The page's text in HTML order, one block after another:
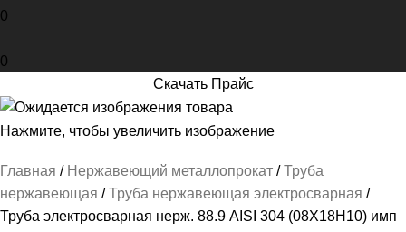
0
0
Скачать Прайс
Нажмите, чтобы увеличить изображение
Главная Нержавеющий металлопрокат
Труба
нержавеющая
Труба нержавеющая электросварная
Труба электросварная нерж. 88.9 AISI 304 (08Х18Н10) имп